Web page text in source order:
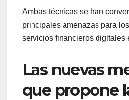
Ambas técnicas se han
principales amenazas para
servicios financieros digitales
Las nuevas
que propone